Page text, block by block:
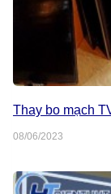
Thay bo mạch
08/06/2023